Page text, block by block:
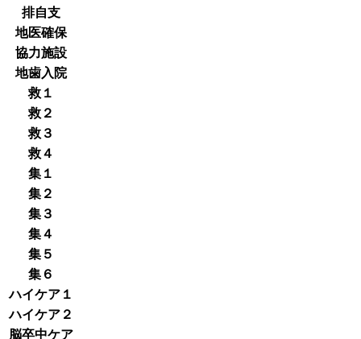
排自支
地医確保
協力施設
地歯入院
救１
救２
救３
救４
集１
集２
集３
集４
集５
集６
ハイケア１
ハイケア２
脳卒中ケア